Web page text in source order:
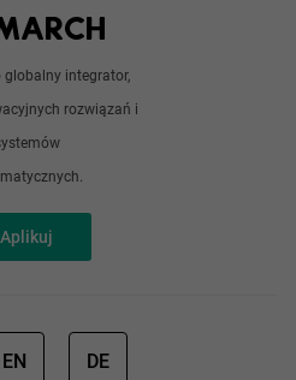
globalny integrator,
rozwiązań i
Aplikuj
EN DE